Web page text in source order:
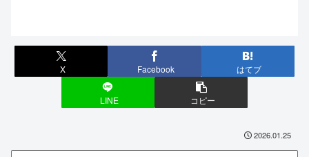
X Facebook はてブ
LINE コピー
2026.01.25